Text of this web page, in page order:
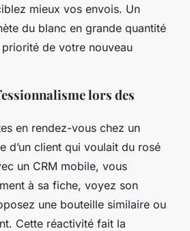
mieux vos envois. Un
du blanc en grande quantité
de votre nouveau
lors des
en rendez-vous chez un
d’un client qui voulait du rosé
un CRM mobile, vous
à sa fiche, voyez son
une bouteille similaire ou
Cette réactivité fait la